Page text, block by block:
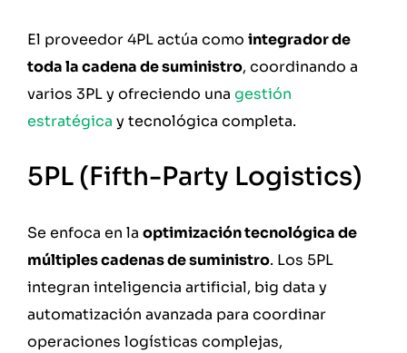
El proveedor 4PL actúa como integrador de
toda la cadena de suministro, coordinando a
varios 3PL y ofreciendo una gestión
estratégica y tecnológica completa.
5PL (Fifth-Party Logistics)
Se enfoca en la optimización tecnológica de
múltiples cadenas de suministro. Los 5PL
integran inteligencia artificial, big data y
automatización avanzada para coordinar
operaciones logísticas complejas,